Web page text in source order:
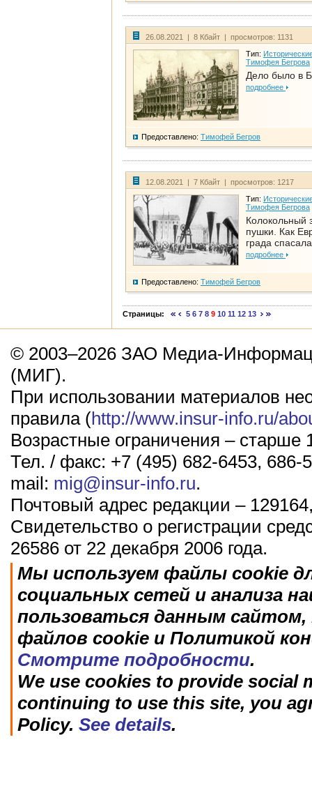
26.08.2021 | 8 Кбайт | просмотров: 1131
Тип:
Тимофея Бегрова
Дело было в
подробнее
Предоставлено: Тимофей Бегров
12.08.2021 | 7 Кбайт | просмотров: 1217
Тип:
Тимофея Бегрова
Колокольный
пушки. Как
града
подробнее
Предоставлено: Тимофей Бегров
Страницы: 5 6 7 8 9 10 11 12 13
© 2003–2026 ЗАО Медиа-
(МИГ).
При использовании материалов
правила (http://www.insur-info.ru/
Возрастные ограничения – старше
Тел. / факс: +7 (495) 682-6453, 686-
mail: mig@insur-info.ru.
Почтовый адрес редакции –
Свидетельство о регистрации
26586 от 22 декабря 2006 года.
Мы используем файлы cookie
социальных сетей и анализа
пользоваться данным
файлов cookie и Политикой
Смотрите подробности.
We use cookies to provide social
continuing to use this site, you
Policy. See details.